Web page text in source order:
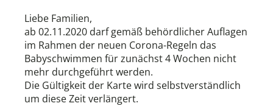
Liebe Familien,
ab 02.11.2020 darf gemäß behördlicher Auflagen
im Rahmen der neuen Corona-Regeln das
Babyschwimmen für zunächst 4 Wochen nicht
mehr durchgeführt werden.
Die Gültigkeit der Karte wird selbstverständlich
um diese Zeit verlängert.